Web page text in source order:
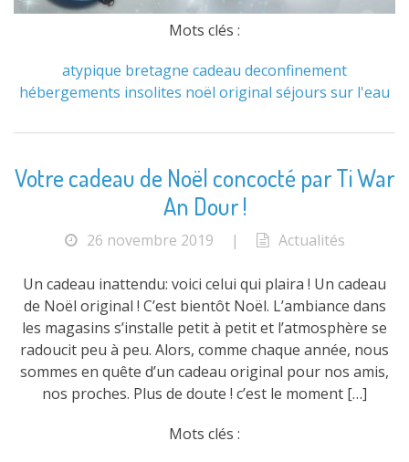
Mots clés :
atypique bretagne cadeau deconfinement
hébergements insolites noël original séjours sur l'eau
Votre cadeau de Noël concocté par Ti War
An Dour !
26 novembre 2019 | Actualités
Un cadeau inattendu: voici celui qui plaira ! Un cadeau
de Noël original ! C’est bientôt Noël. L’ambiance dans
les magasins s’installe petit à petit et l’atmosphère se
radoucit peu à peu. Alors, comme chaque année, nous
sommes en quête d’un cadeau original pour nos amis,
nos proches. Plus de doute ! c’est le moment […]
Mots clés :